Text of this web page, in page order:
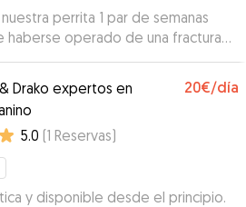
perrita 1 par de semanas
haberse operado de una fractura
nos podemos alegrar más. Le ha
la ha sacado según las
de nuestra perrita y le ha dado
Estamos muy contentos y
seguro!”
Drako expertos en
20€/día
5.0 (1 Reservas)
y disponible desde el principio.